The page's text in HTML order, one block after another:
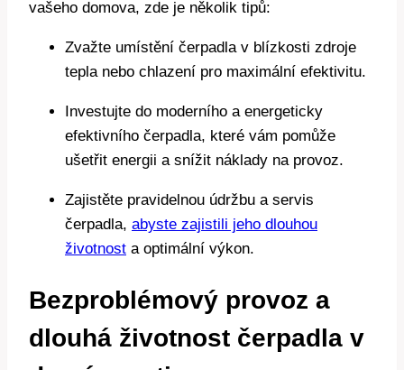
vašeho domova, zde je několik tipů:
Zvažte umístění čerpadla v blízkosti zdroje
tepla nebo chlazení pro maximální efektivitu.
Investujte do moderního a energeticky
efektivního čerpadla, které vám pomůže
ušetřit energii a snížit náklady na provoz.
Zajistěte pravidelnou údržbu a servis
čerpadla, abyste zajistili jeho dlouhou
životnost a optimální výkon.
Bezproblémový provoz a
dlouhá životnost čerpadla v